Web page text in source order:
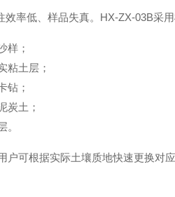
率低、样品失真。HX-ZX-03B采
样；
粘土层；
钻；
炭土；
。
户可根据实际土壤质地快速更换对